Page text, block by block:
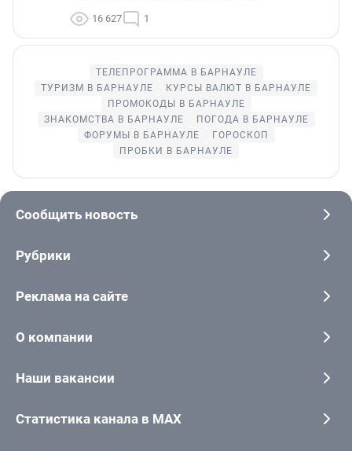
16 627 1
ТЕЛЕПРОГРАММА В БАРНАУЛЕ
ТУРИЗМ В БАРНАУЛЕ
КУРСЫ ВАЛЮТ В БАРНАУЛЕ
ПРОМОКОДЫ В БАРНАУЛЕ
ЗНАКОМСТВА В БАРНАУЛЕ
ПОГОДА В БАРНАУЛЕ
ФОРУМЫ В БАРНАУЛЕ
ГОРОСКОП
ПРОБКИ В БАРНАУЛЕ
Сообщить новость
Рубрики
Реклама на сайте
О компании
Наши вакансии
Статистика канала в MAX